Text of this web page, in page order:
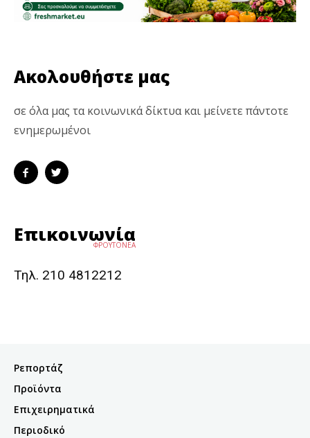
Ακολουθήστε μας
σε όλα μας τα κοινωνικά δίκτυα και μείνετε πάντοτε
ενημερωμένοι
Επικοινωνία
ΦΡΟΥΤΟΝΕΑ
Τηλ. 210 4812212
Ρεπορτάζ
Προϊόντα
Επιχειρηματικά
Περιοδικό